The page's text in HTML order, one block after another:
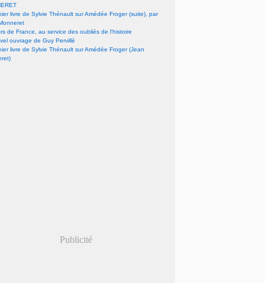
livre de Sylvie Thénault sur Amédée Froger (suite), par
de France, au service des oubliés de l'histoire
ouvrage de Guy Pervillé
livre de Sylvie Thénault sur Amédée Froger (Jean
Publicité